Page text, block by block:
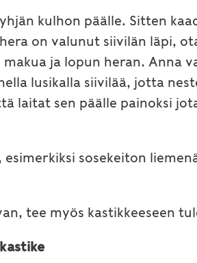
kulhon päälle. Sitten
on valunut siivilän läpi,
ja lopun heran. Anna
lusikalla siivilää, jotta
laitat sen päälle painoksi
sosekeiton
tee myös kastikkeeseen